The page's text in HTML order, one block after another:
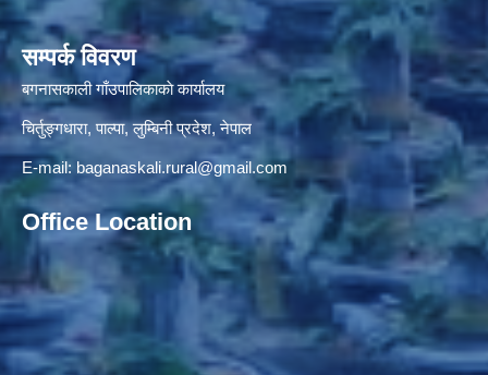
सम्पर्क विवरण
बगनासकाली गाँउपालिकाकाे कार्यालय
चिर्तुङ्गधारा, पाल्पा, लुम्बिनी प्रदेश, नेपाल
E-mail: baganaskali.rural@gmail.com
Office Location